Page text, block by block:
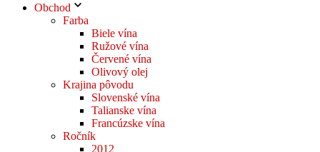
Obchod
Farba
Biele vína
Ružové vína
Červené vína
Olivový olej
Krajina pôvodu
Slovenské vína
Talianske vína
Francúzske vína
Ročník
2012